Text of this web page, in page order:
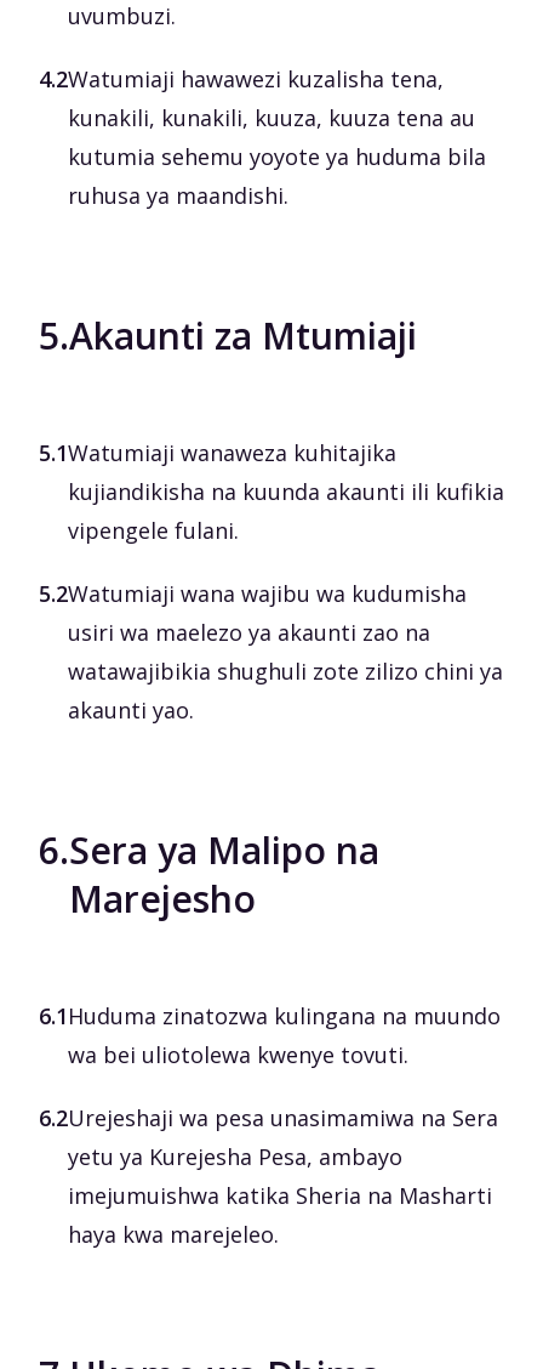
uvumbuzi.
4.2Watumiaji hawawezi kuzalisha tena,
kunakili, kunakili, kuuza, kuuza tena au
kutumia sehemu yoyote ya huduma bila
ruhusa ya maandishi.
5.Akaunti za Mtumiaji
5.1Watumiaji wanaweza kuhitajika
kujiandikisha na kuunda akaunti ili kufikia
vipengele fulani.
5.2Watumiaji wana wajibu wa kudumisha
usiri wa maelezo ya akaunti zao na
watawajibikia shughuli zote zilizo chini ya
akaunti yao.
6.Sera ya Malipo na
Marejesho
6.1Huduma zinatozwa kulingana na muundo
wa bei uliotolewa kwenye tovuti.
6.2Urejeshaji wa pesa unasimamiwa na Sera
yetu ya Kurejesha Pesa, ambayo
imejumuishwa katika Sheria na Masharti
haya kwa marejeleo.